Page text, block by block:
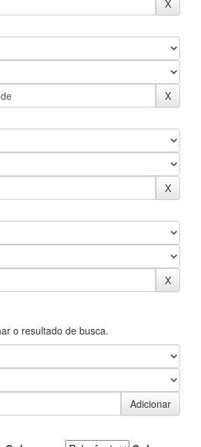
o resultado de busca.